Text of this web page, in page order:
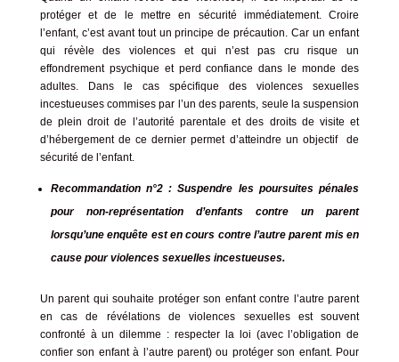
protéger et de le mettre en sécurité immédiatement. Croire
l’enfant, c’est avant tout un principe de précaution. Car un enfant
qui révèle des violences et qui n’est pas cru risque un
effondrement psychique et perd confiance dans le monde des
adultes. Dans le cas spécifique des violences sexuelles
incestueuses commises par l’un des parents, seule la suspension
de plein droit de l’autorité parentale et des droits de visite et
d’hébergement de ce dernier permet d’atteindre un objectif de
sécurité de l’enfant.
Recommandation n°2 : Suspendre les poursuites pénales
pour non-représentation d’enfants contre un parent
lorsqu’une enquête est en cours contre l’autre parent mis en
cause pour violences sexuelles incestueuses.
Un parent qui souhaite protéger son enfant contre l’autre parent
en cas de révélations de violences sexuelles est souvent
confronté à un dilemme : respecter la loi (avec l’obligation de
confier son enfant à l’autre parent) ou protéger son enfant. Pour